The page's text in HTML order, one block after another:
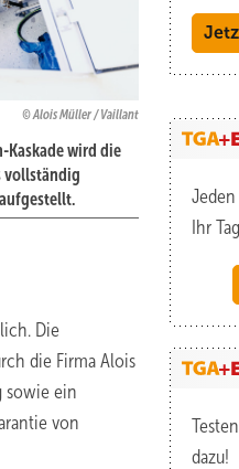
Alois Müller / Vaillant
Kaskade wird die
vollständig
Die
die Firma Alois
sowie ein
von
Ihr
dazu!